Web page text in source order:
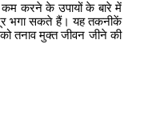
करने के उपायों के बारे में
भगा सकते हैं। यह तकनीकें
तनाव मुक्त जीवन जीने की